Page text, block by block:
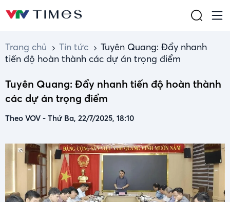
Trang chủ Tin tức
Tuyên Quang: Đẩy nhanh
tiến độ hoàn thành các dự án trọng điểm
Tuyên Quang: Đẩy nhanh tiến độ hoàn thành
các dự án trọng điểm
Theo VOV - Thứ Ba, 22/7/2025, 18:10